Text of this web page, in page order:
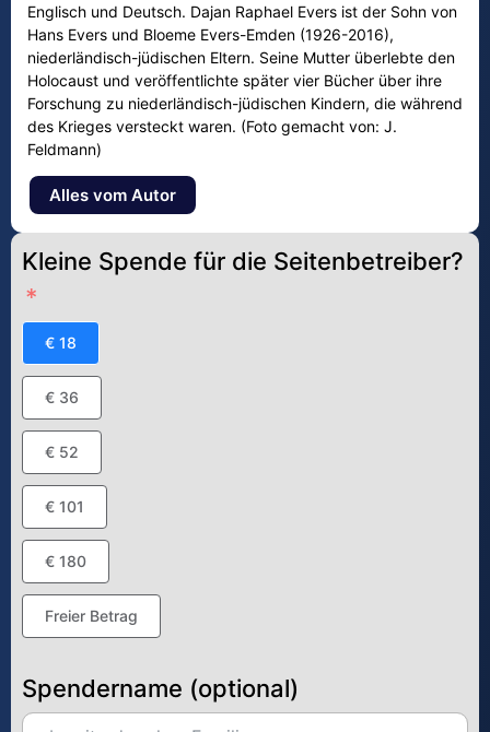
Englisch und Deutsch. Dajan Raphael Evers ist der Sohn von
Hans Evers und Bloeme Evers-Emden (1926-2016),
niederländisch-jüdischen Eltern. Seine Mutter überlebte den
Holocaust und veröffentlichte später vier Bücher über ihre
Forschung zu niederländisch-jüdischen Kindern, die während
des Krieges versteckt waren. (Foto gemacht von: J.
Feldmann)
Alles vom Autor
Kleine Spende für die Seitenbetreiber?
€ 18
€ 36
€ 52
€ 101
€ 180
Freier Betrag
Spendername (optional)